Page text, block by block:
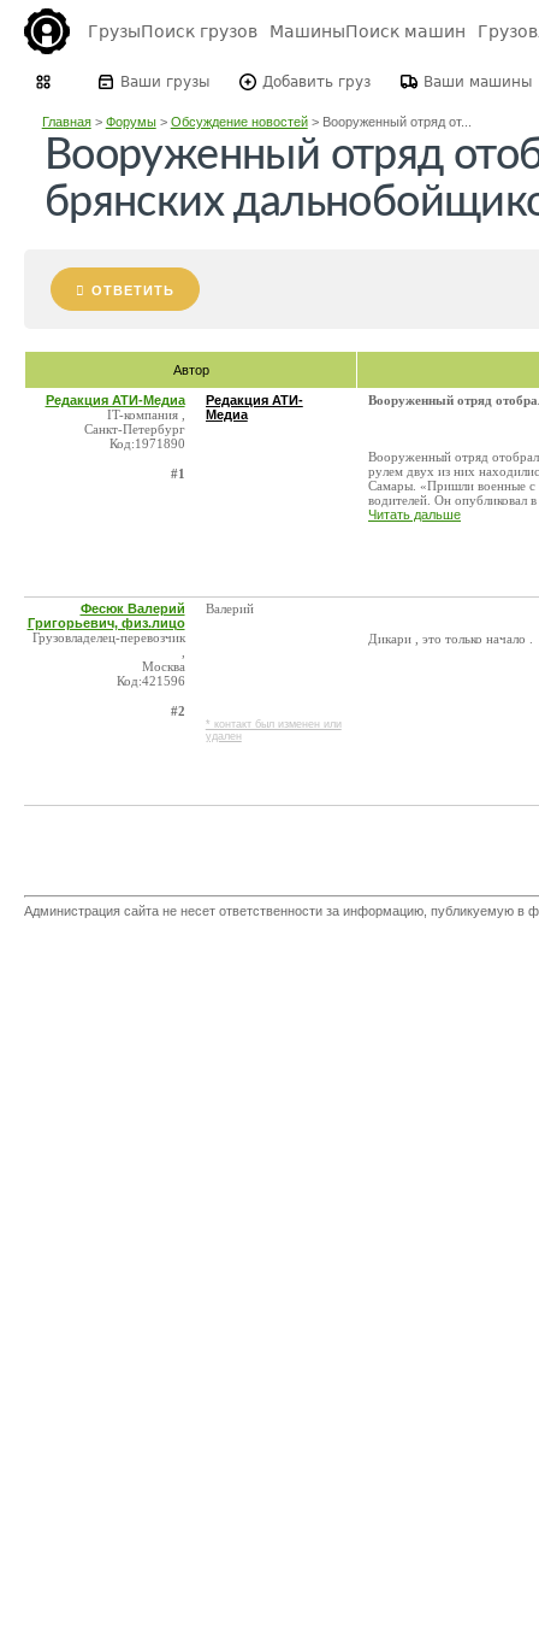
ГрузыПоиск грузов МашиныПоиск машин
Ваши грузы Добавить груз Ваши машины
Главная> Форумы> Обсуждение новостей> Вооруженный отряд от...
Вооруженный отряд
брянских
ОТВЕТИТЬ
Автор
Редакция АТИ-Медиа
IT-компания ,
Санкт-Петербург
Код:1971890
#1
Редакция АТИ-
Медиа
Вооруженный отряд
Вооруженный отряд
рулем двух из них
Самары. «Пришли военные с
водителей. Он опубликовал
Читать дальше
Фесюк Валерий
Григорьевич, физ.лицо
Грузовладелец-перевозчик
Москва
Код:421596
#2
Валерий
* контакт был изменен или
удален
Дикари , это только начало .
Администрация сайта не несет ответственности за информацию, публикуемую